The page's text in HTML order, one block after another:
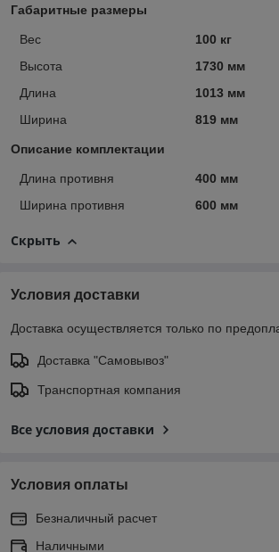
Габаритные размеры
Вес
100 кг
Высота
1730 мм
Длина
1013 мм
Ширина
819 мм
Описание комплектации
Длина противня
400 мм
Ширина противня
600 мм
Скрыть
Условия доставки
Доставка осуществляется только по
Доставка "Самовывоз"
Транспортная компания
Все условия доставки
Условия оплаты
Безналичный расчет
Наличными